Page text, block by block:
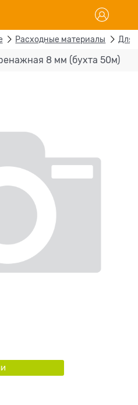
Расходные материалы Для
8 мм (бухта 50м)